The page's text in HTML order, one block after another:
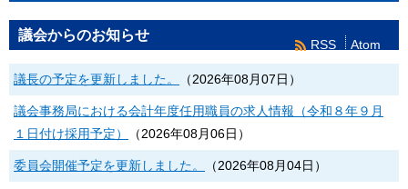
議会からのお知らせ
RSS Atom
議長の予定を更新しました。 （2026年08月07日 ）
議会事務局における会計年度任用職員の求人情報（令和８年９月
１日付け採用予定）
（2026年08月06日 ）
委員会開催予定を更新しました。 （2026年08月04日 ）